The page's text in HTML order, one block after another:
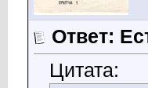
Ответ:
Цитата: